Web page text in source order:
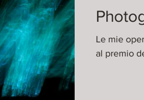
Le mie